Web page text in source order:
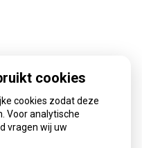
- 17:30
- 17:30
cookies
cookies zodat deze
Voor analytische
vragen wij uw